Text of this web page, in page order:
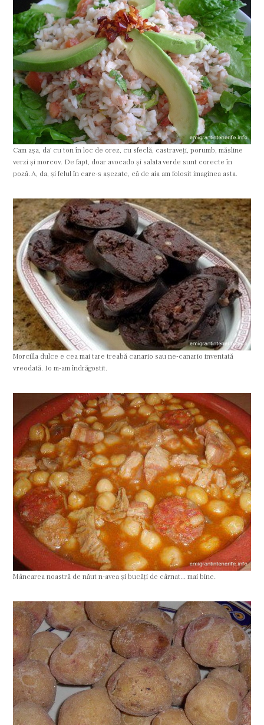
Cam aşa, da' cu ton în loc de orez, cu sfeclă, castraveţi, porumb, măsline
verzi şi morcov. De fapt, doar avocado şi salata verde sunt corecte în
poză. A, da, şi felul în care-s aşezate, că de aia am folosit imaginea asta.
Morcilla dulce e cea mai tare treabă canario sau ne-canario inventată
vreodată. Io m-am îndrăgostit.
Mâncarea noastră de năut n-avea şi bucăţi de cârnat... mai bine.